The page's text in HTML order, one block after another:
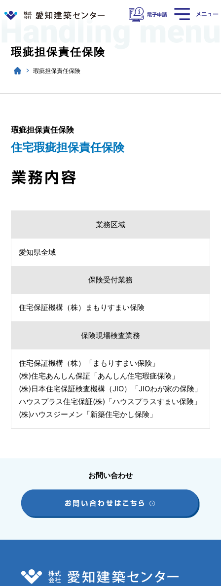
瑕疵担保責任保険
瑕疵担保責任保険
瑕疵担保責任保険
住宅瑕疵担保責任保険
業務区域
愛知県全域
保険受付業務
住宅保証機構（株）まもりすまい保険
保険現場検査業務
住宅保証機構（株）「まもりすまい保険」
(株)住宅あんしん保証「あんしん住宅瑕疵保険」
(株)日本住宅保証検査機構（JIO）「JIOわが家の保険」
ハウスプラス住宅保証(株)「ハウスプラスすまい保険」
(株)ハウスジーメン「新築住宅かし保険」
お問い合わせ